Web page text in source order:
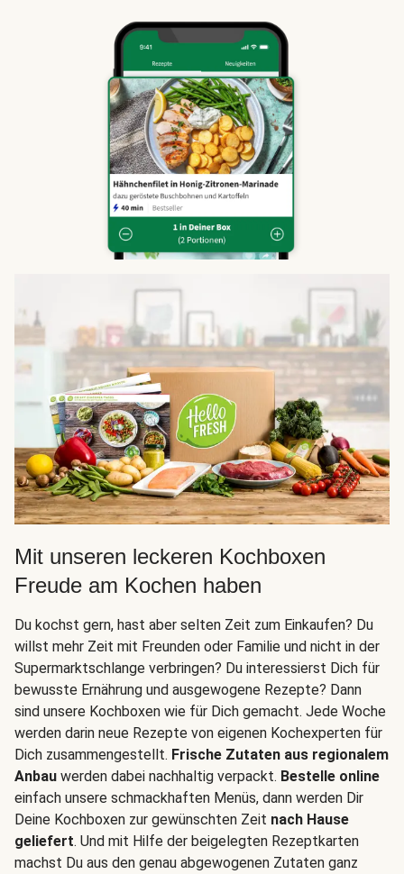
Mit unseren leckeren Kochboxen
Freude am Kochen haben
Du kochst gern, hast aber selten Zeit zum Einkaufen? Du
willst mehr Zeit mit Freunden oder Familie und nicht in der
Supermarktschlange verbringen? Du interessierst Dich für
bewusste Ernährung und ausgewogene Rezepte? Dann
sind unsere Kochboxen wie für Dich gemacht. Jede Woche
werden darin neue Rezepte von eigenen Kochexperten für
Dich zusammengestellt. Frische Zutaten aus regionalem
Anbau werden dabei nachhaltig verpackt. Bestelle online
einfach unsere schmackhaften Menüs, dann werden Dir
Deine Kochboxen zur gewünschten Zeit nach Hause
geliefert. Und mit Hilfe der beigelegten Rezeptkarten
machst Du aus den genau abgewogenen Zutaten ganz